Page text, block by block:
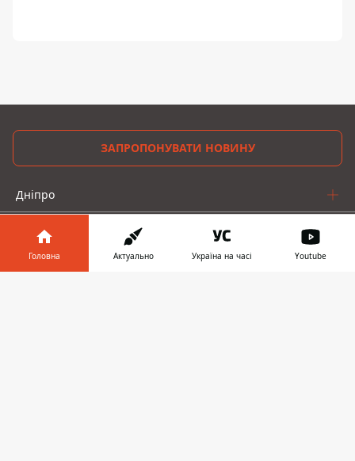
ЗАПРОПОНУВАТИ НОВИНУ
Дніпро
Область
Україна
Головна Актуально Україна на часі Youtube